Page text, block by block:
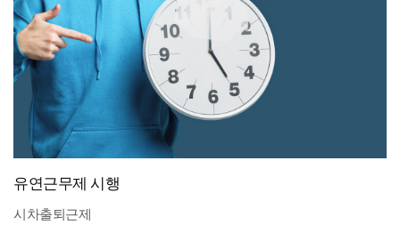
유연근무제 시행
시차출퇴근제